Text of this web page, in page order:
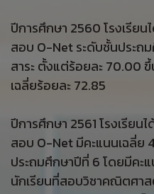
ปีการศึกษา 2560 โรงเรีย
สอบ O-Net ระดับชั้นประถ
สาระ ตั้งแต่ร้อยละ 70.00
เฉลี่ยร้อยละ 72.85
ปีการศึกษา 2561 โรงเรียน
สอบ O-Net มีคะแนนเฉลี่ย
ประถมศึกษาปีที่ 6 โดยมีคะ
นักเรียนที่สอบวิชาคณิตศาส